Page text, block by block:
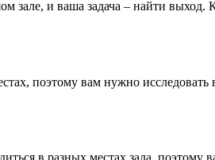
зале, и ваша задача – найти выход.
поэтому вам нужно